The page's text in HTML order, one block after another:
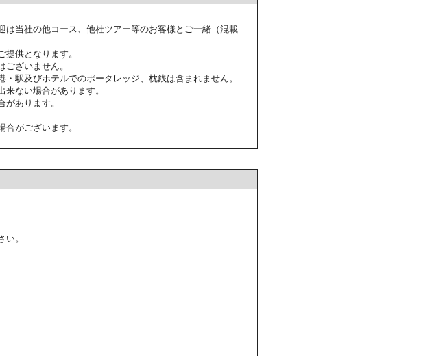
は当社の他コース、他社ツアー等のお客様とご一緒（混載
供となります。
ざいません。
駅及びホテルでのポータレッジ、枕銭は含まれません。
ない場合があります。
あります。
がございます。
。